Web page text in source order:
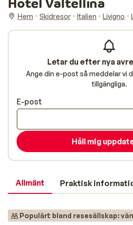
Hem Skidresor Italien Livigno
Allmänt Praktisk
Populärt bland resesällskap:
Letar du efter nya
Ange din e-post så meddelar vi
tillgängliga.
E-post
Håll mig